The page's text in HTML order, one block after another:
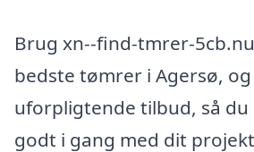
Brug xn--find-tmrer-
bedste tømrer i Agersø,
uforpligtende tilbud, så du
godt i gang med dit